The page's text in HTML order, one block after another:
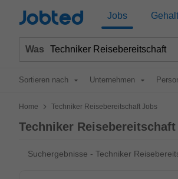
Jobted Jobs Gehalt
Was
Sortieren nach Unternehmen
Home > Techniker Reisebereitschaft Jobs
Techniker
Suchergebnisse - Techniker